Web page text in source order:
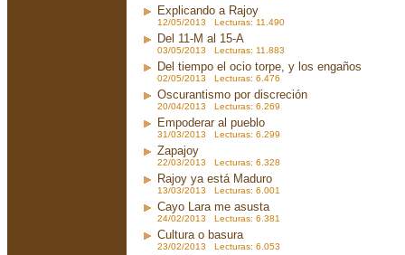
Explicando a Rajoy
12/05/2013 Lecturas: 11.490
Del 11-M al 15-A
03/05/2013 Lecturas: 11.883
Del tiempo el ocio torpe, y los engaños
02/05/2013 Lecturas: 6.476
Oscurantismo por discreción
20/04/2013 Lecturas: 6.269
Empoderar al pueblo
31/03/2013 Lecturas: 6.299
Zapajoy
22/03/2013 Lecturas: 6.328
Rajoy ya está Maduro
13/03/2013 Lecturas: 6.001
Cayo Lara me asusta
24/02/2013 Lecturas: 6.381
Cultura o basura
23/02/2013 Lecturas: 6.053